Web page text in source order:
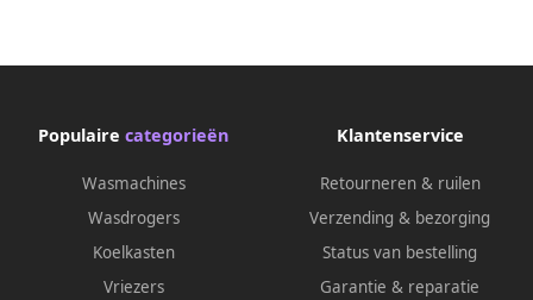
koelkast verstelbare planken
Compact Vrijstaand
verstelbaar schap kleine
voor Partykelder
Populaire categorieën
Wasmachines
Wasdrogers
Koelkasten
Vriezers
Klantenservice
Retourneren & ruilen
Verzending & bezorging
Status van bestelling
Garantie & reparatie